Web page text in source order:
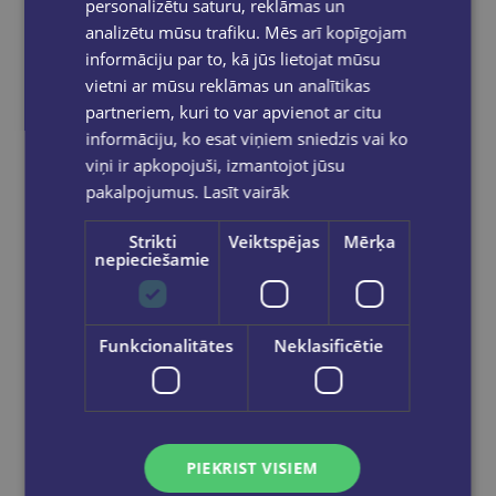
Ražotājs: HarperCollins Publishers Inc
Vāku tips: Mīkstie vāki
Lpp.:
product.Svars: 0.460 kg
ISBN kods: 9780008608200
Prece pieejama noliktavā!
Prece ir mūsu noliktavā un pieejama Jūsu
pasūtījumam.
cenas precēm.
Pasūtījumu apstrāde notiek darba dienās.
personalizētu saturu, reklāmas un
analizētu mūsu trafiku. Mēs arī kopīgojam
informāciju par to, kā jūs lietojat mūsu
vietni ar mūsu reklāmas un analītikas
partneriem, kuri to var apvienot ar citu
informāciju, ko esat viņiem sniedzis vai ko
viņi ir apkopojuši, izmantojot jūsu
pakalpojumus. Lasīt vairāk
Strikti
nepieciešamie
Veiktspējas Mērķa
Funkcionalitātes Neklasificētie
PIEKRIST VISIEM